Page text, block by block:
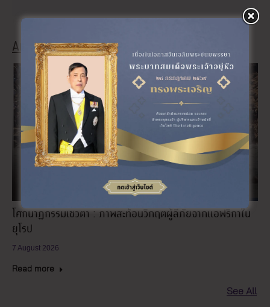
Analysis
โศกนาฏกรรมเซวตา : ภาพสะท้อนวิกฤตผู้ลี้ภัยจากแอฟริกาใน
ยุโรป
7 August 2026
Read more
See All